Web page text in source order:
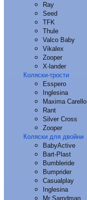
Ray
Seed
TFK
Thule
Valco Baby
Vikalex
Zooper
X-lander
Коляски-трости
Esspero
Inglesina
Maxima Carello
Rant
Silver Cross
Zooper
Коляски для двойни
BabyActive
Bart-Plast
Bumbleride
Bumprider
Casualplay
Inglesina
Mr Samdman